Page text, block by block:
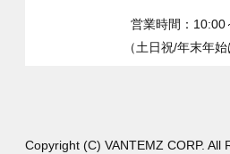
営業時間：10:00
（土日祝/年末年始
Copyright (C) VANTEMZ CORP. All